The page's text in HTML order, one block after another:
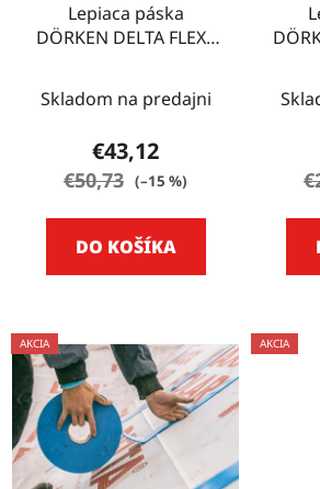
Lepiaca páska
DÖRKEN DELTA FLEXX
Skladom na predajni
€43,12
€50,73 (–15 %)
DO KOŠÍKA
AKCIA AKCIA